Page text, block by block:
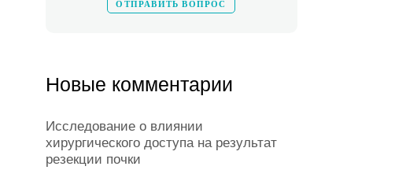
Новые комментарии
Исследование о влиянии
хирургического доступа на результат
резекции почки